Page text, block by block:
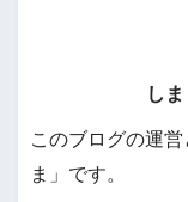
し
このブログの運
ま」です。